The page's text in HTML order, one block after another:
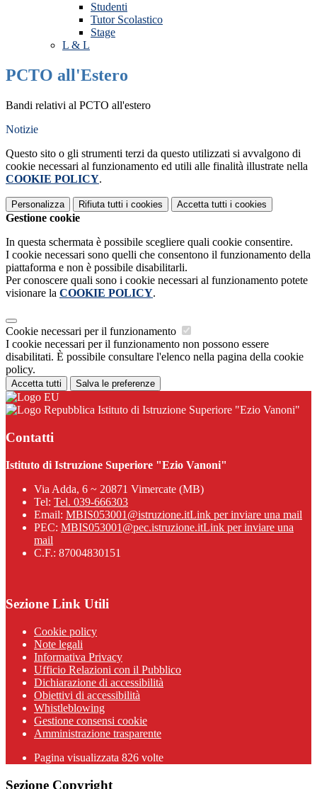
Studenti
Tutor Scolastico
Stage
L & L
PCTO all'Estero
Bandi relativi al PCTO all'estero
Notizie
Questo sito o gli strumenti terzi da questo utilizzati si avvalgono di
cookie necessari al funzionamento ed utili alle finalità illustrate nella
COOKIE POLICY.
Personalizza Rifiuta tutti i cookies Accetta tutti i cookies
Gestione cookie
In questa schermata è possibile scegliere quali cookie consentire.
I cookie necessari sono quelli che consentono il funzionamento della
piattaforma e non è possibile disabilitarli.
Per conoscere quali sono i cookie necessari al funzionamento potete
visionare la COOKIE POLICY.
Cookie necessari per il funzionamento
I cookie necessari per il funzionamento non possono essere
disabilitati. È possibile consultare l'elenco nella pagina della cookie
policy.
Accetta tutti Salva le preferenze
Istituto di Istruzione Superiore "Ezio Vanoni"
Contatti
Istituto di Istruzione Superiore "Ezio Vanoni"
Via Adda, 6 ~ 20871 Vimercate (MB)
Tel: Tel. 039-666303
Email: MBIS053001@istruzione.itLink per inviare una mail
PEC: MBIS053001@pec.istruzione.itLink per inviare una
mail
C.F.: 87004830151
Sezione Link Utili
Cookie policy
Note legali
Informativa Privacy
Ufficio Relazioni con il Pubblico
Dichiarazione di accessibilità
Obiettivi di accessibilità
Whistleblowing
Gestione consensi cookie
Amministrazione trasparente
Pagina visualizzata 826 volte
Sezione Copyright